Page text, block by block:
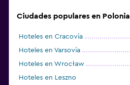
Ciudades populares en Polonia
Hoteles en Cracovia
Hoteles en Varsovia
Hoteles en Wrocław
Hoteles en Leszno